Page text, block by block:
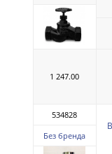
1 247.00
534828
Без бренда